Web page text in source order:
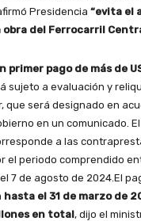
Presidencia “evita el
del Ferrocarril
primer pago de más de
sujeto a evaluación y
que será designado en
en un comunicado.
a las
el periodo comprendido
7 de agosto de 2024.El
hasta el 31 de marzo de
en total, dijo el